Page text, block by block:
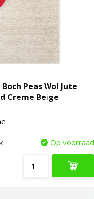
Peas Wol Jute
Creme Beige
Op voorraad